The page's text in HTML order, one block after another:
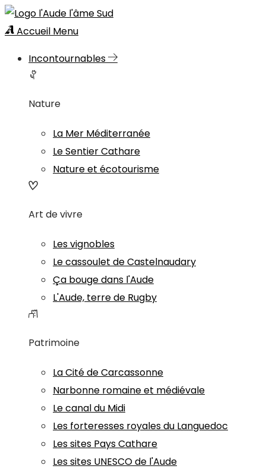
Accueil Menu
Incontournables
Nature
La Mer Méditerranée
Le Sentier Cathare
Nature et écotourisme
Art de vivre
Les vignobles
Le cassoulet de Castelnaudary
Ça bouge dans l'Aude
L'Aude, terre de Rugby
Patrimoine
La Cité de Carcassonne
Narbonne romaine et médiévale
Le canal du Midi
Les forteresses royales du Languedoc
Les sites Pays Cathare
Les sites UNESCO de l'Aude